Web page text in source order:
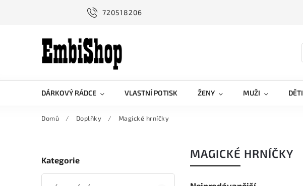
720518206
DÁRKOVÝ RÁDCE VLASTNÍ POTISK ŽENY MUŽI DĚTI
Domů / Doplňky / Magické hrníčky
Kategorie MAGICKÉ HRNÍČKY